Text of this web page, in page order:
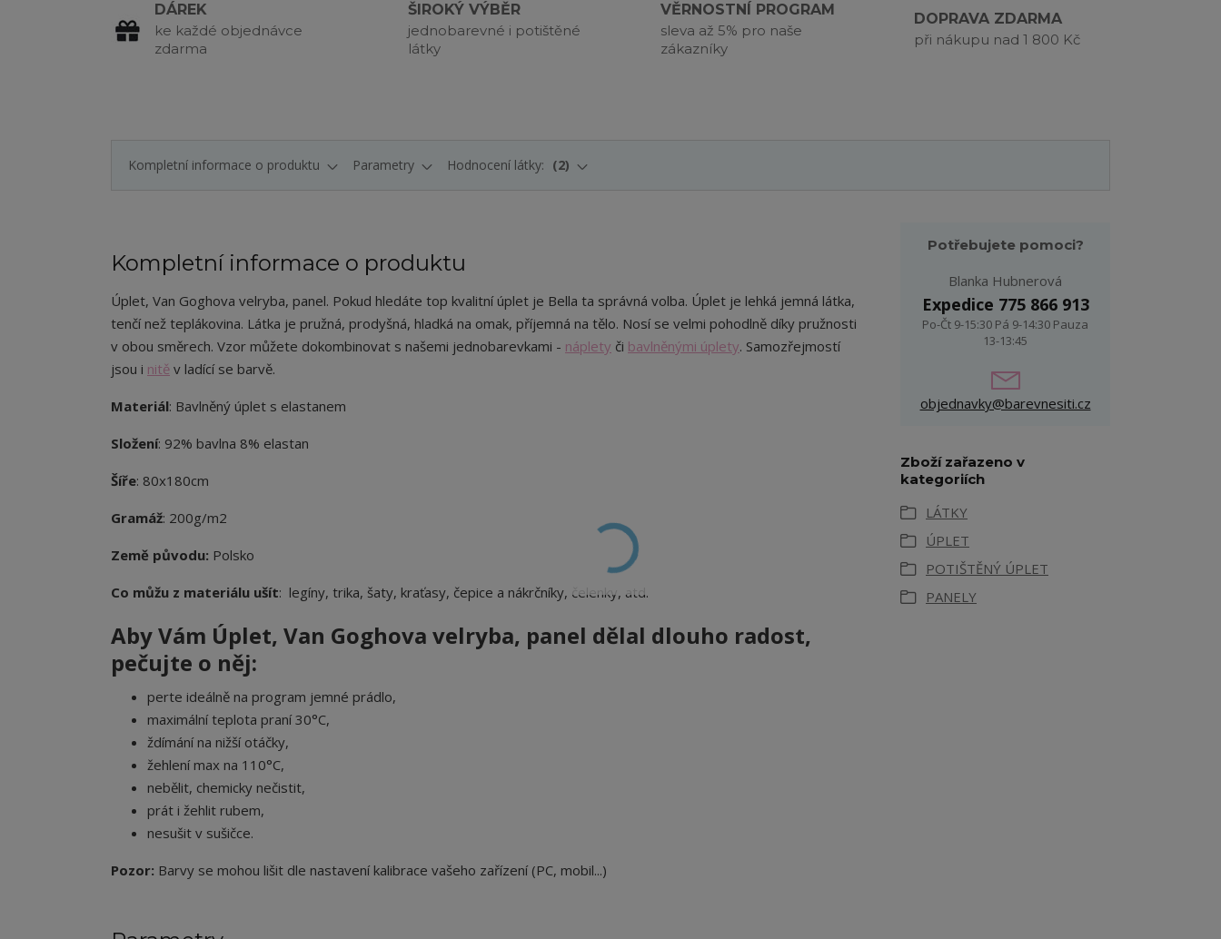
DÁREK
ke každé objednávce
zdarma
ŠIROKÝ VÝBĚR
jednobarevné i potištěné
látky
VĚRNOSTNÍ PROGRAM
sleva až 5% pro naše
zákazníky
DOPRAVA ZDARMA
při nákupu nad 1 800 Kč
Kompletní informace o produktu Parametry Hodnocení látky: 2
Kompletní informace o produktu
Úplet, Van Goghova velryba, panel. Pokud hledáte top kvalitní úplet je Bella ta správná volba. Úplet je lehká jemná látka,
tenčí než teplákovina. Látka je pružná, prodyšná, hladká na omak, příjemná na tělo. Nosí se velmi pohodlně díky pružnosti
v obou směrech. Vzor můžete dokombinovat s našemi jednobarevkami - náplety či bavlněnými úplety. Samozřejmostí
jsou i nitě v ladící se barvě.
Materiál: Bavlněný úplet s elastanem
Složení: 92% bavlna 8% elastan
Šíře: 80x180cm
Gramáž: 200g/m2
Země původu: Polsko
Co můžu z materiálu ušít: legíny, trika, šaty, kraťasy, čepice a nákrčníky, čelenky, atd.
Aby Vám Úplet, Van Goghova velryba, panel dělal dlouho radost,
pečujte o něj:
perte ideálně na program jemné prádlo,
maximální teplota praní 30°C,
ždímání na nižší otáčky,
žehlení max na 110°C,
nebělit, chemicky nečistit,
prát i žehlit rubem,
nesušit v sušičce.
Pozor: Barvy se mohou lišit dle nastavení kalibrace vašeho zařízení (PC, mobil...)
Potřebujete pomoci?
Blanka Hubnerová
Expedice 775 866 913
Po-Čt 9-15:30 Pá 9-14:30 Pauza
13-13:45
objednavky@barevnesiti.cz
Zboží zařazeno v
kategoriích
LÁTKY
ÚPLET
POTIŠTĚNÝ ÚPLET
PANELY